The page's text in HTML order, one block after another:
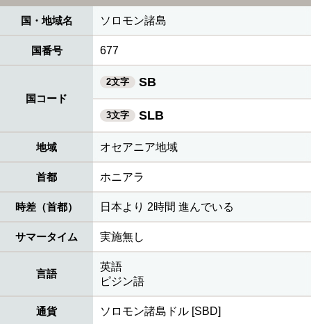
国・地域名 ソロモン諸島
国番号 677
国コード
2文字 SB
3文字 SLB
地域 オセアニア地域
首都 ホニアラ
時差（首都） 日本より 2時間 進んでいる
サマータイム 実施無し
言語
英語
ピジン語
通貨 ソロモン諸島ドル [SBD]